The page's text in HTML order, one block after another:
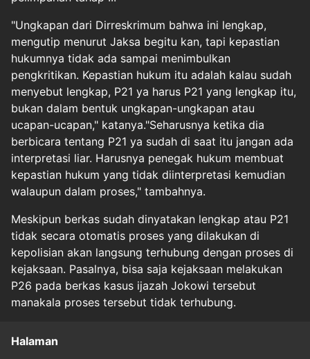
"Ungkapan dari Dirreskrimum bahwa ini lengkap,
mengutip menurut Jaksa begitu kan, tapi kepastian
hukumnya tidak ada sampai menimbulkan
pengkritikan. Kepastian hukum itu adalah kalau sudah
menyebut lengkap, P21 ya harus P21 yang lengkap itu,
bukan dalam bentuk ungkapan-ungkapan atau
ucapan-ucapan," katanya."Seharusnya ketika dia
berbicara tentang P21 ya sudah di saat itu jangan ada
interpretasi liar. Harusnya penegak hukum membuat
kepastian hukum yang tidak diinterpretasi kemudian
walaupun dalam proses," tambahnya.
Meskipun berkas sudah dinyatakan lengkap atau P21
tidak secara otomatis proses yang dilakukan di
kepolisian akan langsung terhubung dengan proses di
kejaksaan. Pasalnya, bisa saja kejaksaan melakukan
P26 pada berkas kasus ijazah Jokowi tersebut
manakala proses tersebut tidak terhubung.
Halaman